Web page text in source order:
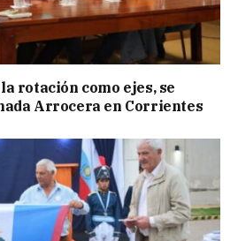
rotación como ejes, se
Arrocera en Corrientes